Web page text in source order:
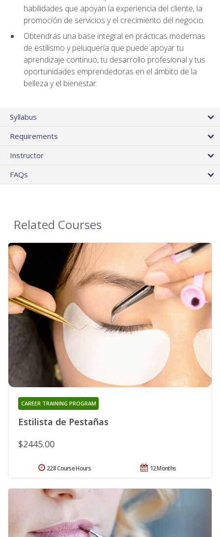
habilidades que apoyan la experiencia del cliente, la
promoción de servicios y el crecimiento del negocio.
Obtendrás una base integral en prácticas modernas
de estilismo y peluquería que puede apoyar tu
aprendizaje continuo, tu desarrollo profesional y tus
oportunidades emprendedoras en el ámbito de la
belleza y el bienestar.
Syllabus
Requirements
Instructor
FAQs
Related Courses
Estilista de Pestañas
CAREER TRAINING PROGRAM
$2445.00
12 Months
228 Course Hours